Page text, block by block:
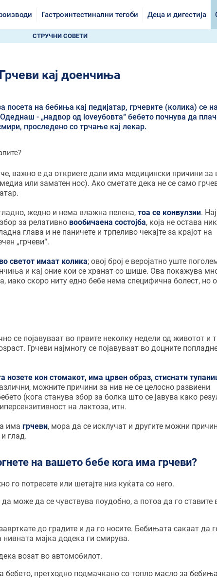
Гастроинтестинални тегоби Деца и дигестија
СТРУЧНИ СОВЕТИ
Грчеви кај доенчиња
на бебиња кај педијатар, грчевите (колика) се
- „надвор од loveубовта“ бебето почнува да
проследено со трчање кај лекар.
важно е да откриете дали има медицински причини за
или заматен нос). Ако сметате дека не се само
жедно и нема влажна пелена, тоа се конвулзии.
за релативно вообичаена состојба, која не остава
глава и не паничете и трпеливо чекајте за крајот на
„грчеви“.
светот имаат колика; овој број е веројатно уште
и кај оние кои се хранат со шише. Ова покажува
иако скоро ниту едно бебе нема специфична болест, но
се појавуваат во првите неколку недели од животот и
Грчеви најмногу се појавуваат во доцните
нозете кон стомакот, има црвен образ, стиснати
можните причини за нив не се целосно развиени
(кога станува збор за болка што се јавува како
на лактоза, итн.
има грчеви, мора да се исклучат и другите можни
глад.
на вашето бебе кога има грчеви?
го потресете или шетајте низ куќата со него.
да може да се чувствува поудобно, а потоа да го ставите
до градите и да го носите. Бебињата сакаат да
мајка додека ги смирува.
возат во автомобилот.
бебето, претходно подмачкано со топло масло за